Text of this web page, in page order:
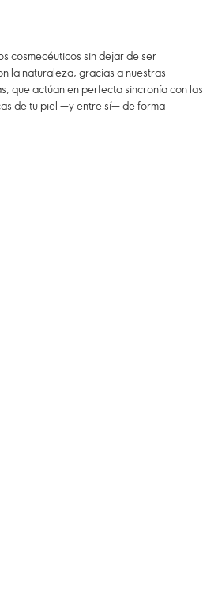
cosmecéuticos sin dejar de ser
la naturaleza, gracias a nuestras
que actúan en perfecta sincronía con las
de tu piel —y entre sí— de forma